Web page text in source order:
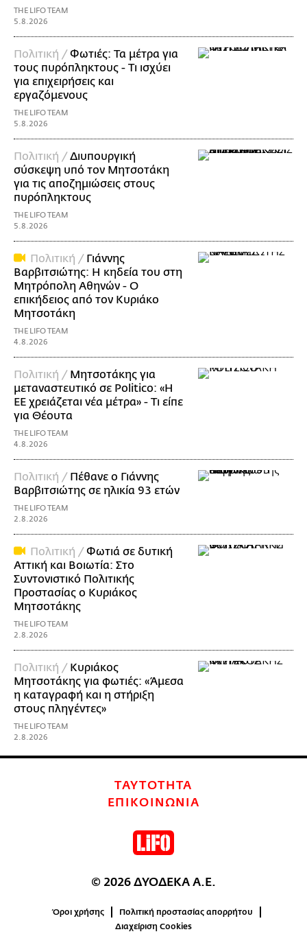
THE LIFO TEAM
5.8.2026
Πολιτική /Φωτιές: Τα μέτρα για
τους πυρόπληκτους - Τι ισχύει
για επιχειρήσεις και
εργαζόμενους
THE LIFO TEAM
5.8.2026
Πολιτική /Διυπουργική
σύσκεψη υπό τον Μητσοτάκη
για τις αποζημιώσεις στους
πυρόπληκτους
THE LIFO TEAM
5.8.2026
Πολιτική / Γιάννης
Βαρβιτσιώτης: Η κηδεία του στη
Μητρόπολη Αθηνών - Ο
επικήδειος από τον Κυριάκο
Μητσοτάκη
THE LIFO TEAM
4.8.2026
Πολιτική / Μητσοτάκης για
μεταναστευτικό σε Politico: «Η
ΕΕ χρειάζεται νέα μέτρα» - Τι είπε
για Θέουτα
THE LIFO TEAM
4.8.2026
Πολιτική / Πέθανε ο Γιάννης
Βαρβιτσιώτης σε ηλικία 93 ετών
THE LIFO TEAM
2.8.2026
Πολιτική /Φωτιά σε δυτική
Αττική και Βοιωτία: Στο
Συντονιστικό Πολιτικής
Προστασίας ο Κυριάκος
Μητσοτάκης
THE LIFO TEAM
2.8.2026
Πολιτική / Κυριάκος
Μητσοτάκης για φωτιές: «Άμεσα
η καταγραφή και η στήριξη
στους πληγέντες»
THE LIFO TEAM
2.8.2026
ΤΑΥΤΟΤΗΤΑ
ΕΠΙΚΟΙΝΩΝΙΑ
© 2026 ΔΥΟΔΕΚΑ Α.Ε.
Όροι χρήσης
Πολιτική προστασίας απορρήτου
Διαχείριση Cookies